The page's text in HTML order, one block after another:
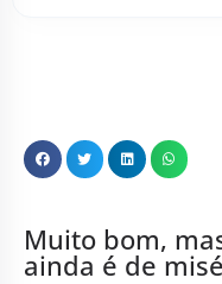
Muito bom,
ainda é de